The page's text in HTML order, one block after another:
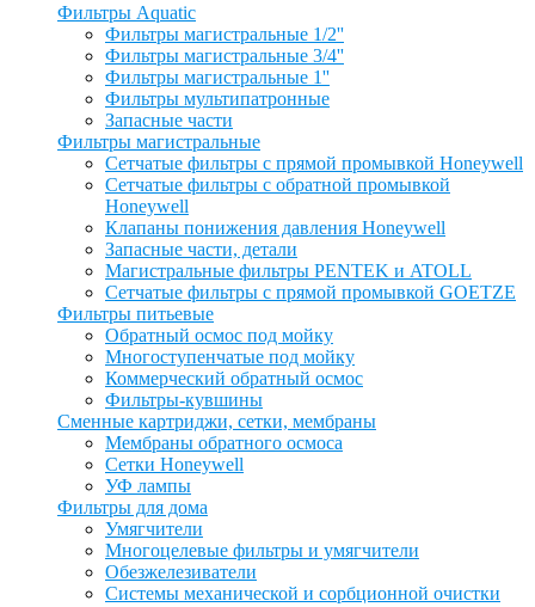
Фильтры Aquatic
Фильтры магистральные 1/2''
Фильтры магистральные 3/4''
Фильтры магистральные 1''
Фильтры мультипатронные
Запасные части
Фильтры магистральные
Сетчатые фильтры с прямой промывкой Honeywell
Сетчатые фильтры с обратной промывкой
Honeywell
Клапаны понижения давления Honeywell
Запасные части, детали
Магистральные фильтры PENTEK и ATOLL
Сетчатые фильтры с прямой промывкой GOETZE
Фильтры питьевые
Обратный осмос под мойку
Многоступенчатые под мойку
Коммерческий обратный осмос
Фильтры-кувшины
Сменные картриджи, сетки, мембраны
Мембраны обратного осмоса
Сетки Honeywell
УФ лампы
Фильтры для дома
Умягчители
Многоцелевые фильтры и умягчители
Обезжелезиватели
Системы механической и сорбционной очистки